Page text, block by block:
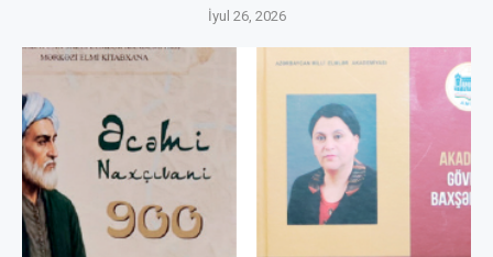
İyul 26, 2026